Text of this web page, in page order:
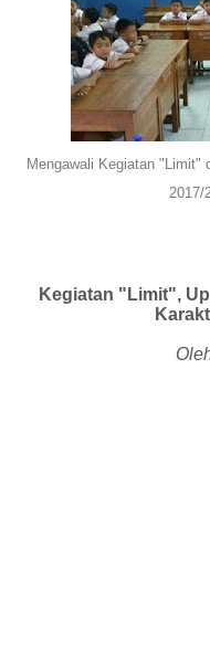
Mengawali Kegiatan "Limit"
2017/
Kegiatan "Limit",